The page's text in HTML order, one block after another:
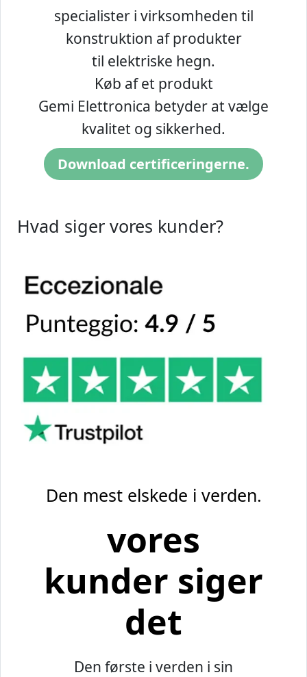
specialister i virksomheden til
konstruktion af produkter
til elektriske hegn.
Køb af et produkt
Gemi Elettronica betyder at vælge
kvalitet og sikkerhed.
Download certificeringerne.
Hvad siger vores kunder?
Den mest elskede i verden.
vores
kunder siger
det
Den første i verden i sin